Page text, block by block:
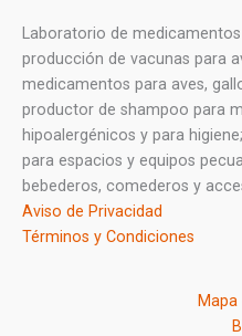
Laboratorio de
producción de vacunas para
medicamentos para aves,
productor de shampoo para
hipoalergénicos y para
para espacios y equipos
bebederos, comederos y
Aviso de Privacidad
Términos y Condiciones